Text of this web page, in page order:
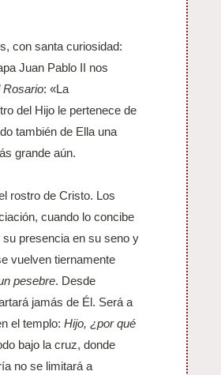
con santa curiosidad:
Juan Pablo II nos
Rosario: «La
del Hijo le pertenece de
también de Ella una
grande aún.
rostro de Cristo. Los
cuando lo concibe
presencia en su seno y
vuelven tiernamente
pesebre. Desde
jamás de Él. Será a
el templo: Hijo, ¿por qué
bajo la cruz, donde
no se limitará a